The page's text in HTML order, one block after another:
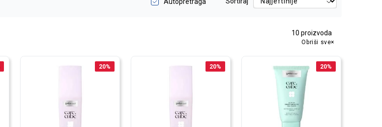
10 proizvoda
Obriši sve
20% 20% 20%